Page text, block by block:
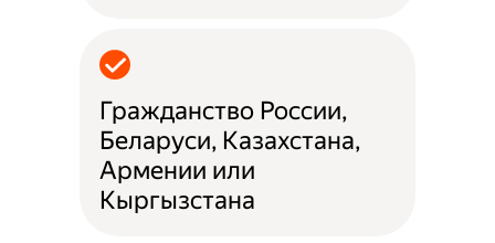
Гражданство России,
Беларуси, Казахстана,
Армении или
Кыргызстана